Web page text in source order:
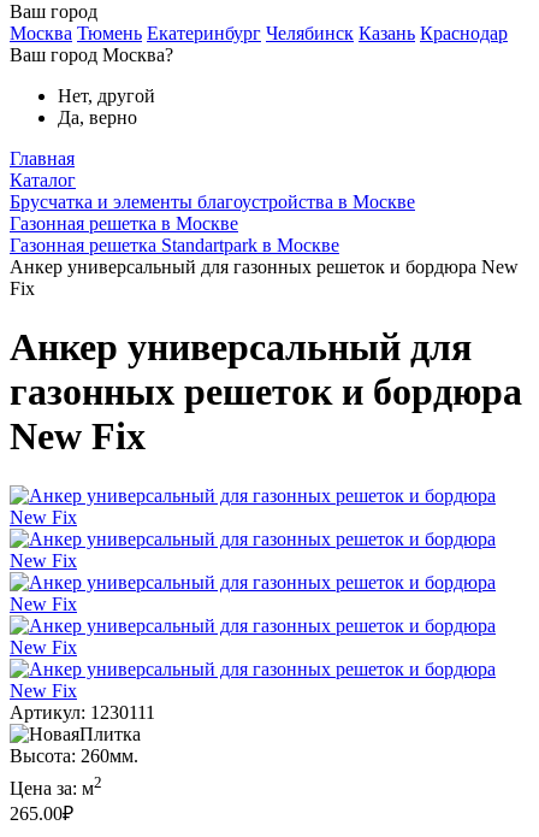
Ваш город
Москва Тюмень Екатеринбург Челябинск Казань Краснодар
Ваш город Москва?
Нет, другой
Да, верно
Главная
Каталог
Брусчатка и элементы благоустройства в Москве
Газонная решетка в Москве
Газонная решетка Standartpark в Москве
Анкер универсальный для газонных решеток и бордюра New
Fix
Анкер универсальный для
газонных решеток и бордюра
New Fix
Артикул: 1230111
Высота: 260мм.
Цена за: м2
265.00₽